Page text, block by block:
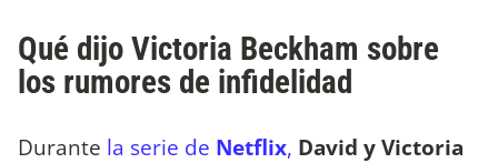
Qué dijo Victoria Beckham sobre
los rumores de infidelidad
Durante la serie de Netflix, David y Victoria